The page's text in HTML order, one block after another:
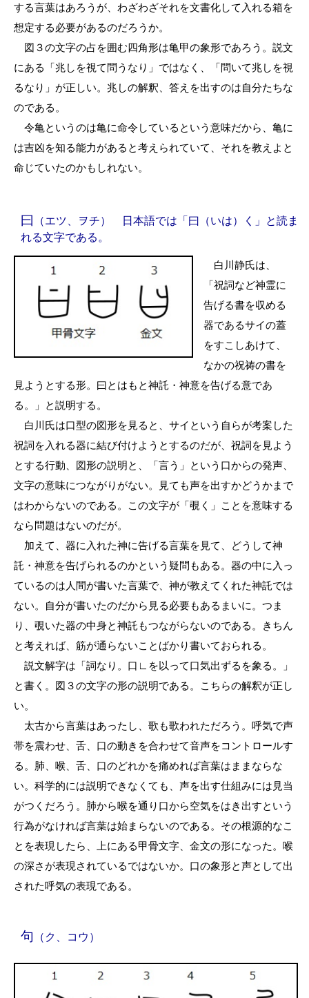
する言葉はあろうが、わざわざそれを文書化して入れる箱を
想定する必要があるのだろうか。
図３の文字の占を囲む四角形は亀甲の象形であろう。説文
にある「兆しを視て問うなり」ではなく、「問いて兆しを視
るなり」が正しい。兆しの解釈、答えを出すのは自分たちな
のである。
令亀というのは亀に命令しているという意味だから、亀に
は吉凶を知る能力があると考えられていて、それを教えよと
命じていたのかもしれない。
曰
（エツ、ヲチ） 日本語では「曰（いは）く」と読ま
れる文字である。
白川静氏は、
「祝詞など神霊に
告げる書を収める
器であるサイの蓋
をすこしあけて、
なかの祝祷の書を
見ようとする形。曰とはもと神託・神意を告げる意であ
る。」と説明する。
白川氏は口型の図形を見ると、サイという自らが考案した
祝詞を入れる器に結び付けようとするのだが、祝詞を見よう
とする行動、図形の説明と、「言う」という口からの発声、
文字の意味につながりがない。見ても声を出すかどうかまで
はわからないのである。この文字が「覗く」ことを意味する
なら問題はないのだが。
加えて、器に入れた神に告げる言葉を見て、どうして神
託・神意を告げられるのかという疑問もある。器の中に入っ
ているのは人間が書いた言葉で、神が教えてくれた神託では
ない。自分が書いたのだから見る必要もあるまいに。つま
り、覗いた器の中身と神託もつながらないのである。きちん
と考えれば、筋が通らないことばかり書いておられる。
説文解字は「詞なり。口∟を以って口気出ずるを象る。」
と書く。図３の文字の形の説明である。こちらの解釈が正し
い。
太古から言葉はあったし、歌も歌われただろう。呼気で声
帯を震わせ、舌、口の動きを合わせて音声をコントロールす
る。肺、喉、舌、口のどれかを痛めれば言葉はままならな
い。科学的には説明できなくても、声を出す仕組みには見当
がつくだろう。肺から喉を通り口から空気をはき出すという
行為がなければ言葉は始まらないのである。その根源的なこ
とを表現したら、上にある甲骨文字、金文の形になった。喉
の深さが表現されているではないか。口の象形と声として出
された呼気の表現である。
句 （ク、コウ）